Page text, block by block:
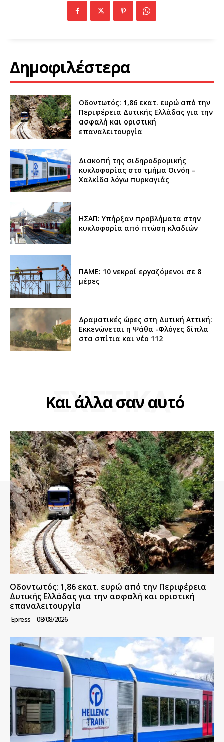
Δημοφιλέστερα
Οδοντωτός: 1,86 εκατ. ευρώ από την
Περιφέρεια Δυτικής Ελλάδας για την
ασφαλή και οριστική
επαναλειτουργία
Διακοπή της σιδηροδρομικής
κυκλοφορίας στο τμήμα Οινόη –
Χαλκίδα λόγω πυρκαγιάς
ΗΣΑΠ: Υπήρξαν προβλήματα στην
κυκλοφορία από πτώση κλαδιών
ΠΑΜΕ: 10 νεκροί εργαζόμενοι σε 8
μέρες
Δραματικές ώρες στη Δυτική Αττική:
Εκκενώνεται η Ψάθα -Φλόγες δίπλα
στα σπίτια και νέο 112
Και άλλα σαν αυτό
ΣΧΕΤΙΚΑ
Οδοντωτός: 1,86 εκατ. ευρώ από την Περιφέρεια
Δυτικής Ελλάδας για την ασφαλή και οριστική
επαναλειτουργία
Epress - 08/08/2026